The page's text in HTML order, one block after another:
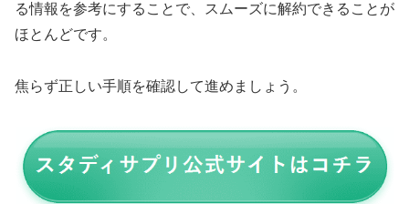
る情報を参考にすることで、スムーズに解約できることが
ほとんどです。
焦らず正しい手順を確認して進めましょう。